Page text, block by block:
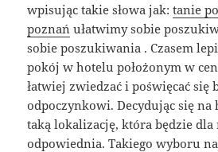
wpisując takie słowa jak:tanie
poznań ułatwimy sobie
sobie poszukiwania . Czasem
pokój w hotelu położonym w
łatwiej zwiedzać i poświęcać się
odpoczynkowi. Decydując się
taką lokalizację, która będzie dla
odpowiednia. Takiego wyboru